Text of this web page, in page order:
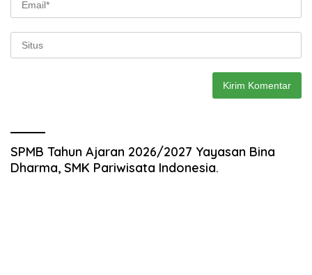
SPMB Tahun Ajaran 2026/2027 Yayasan Bina
Dharma, SMK Pariwisata Indonesia.